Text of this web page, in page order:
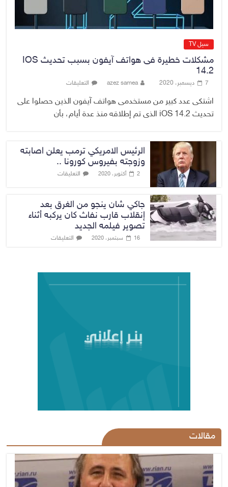
سيل TV
مشكلات خطيرة فى هواتف آيفون بسبب تحديث IOS
14.2
7 ديسمبر، 2020 azez samea التعليقات
اشتكى عدد كبير من مستخدمى هواتف آيفون الذين حصلوا على
تحديث iOS 14.2 الذى تم إطلاقه منذ عدة أيام، بأن
الرئيس الامريكي ترمب يعلن اصابته
وزوجته بفيروس كورونا ..
2 أكتوبر، 2020 التعليقات
جاكي شان ينجو من الغرق بعد
إنقلاب قارب نفاث كان يركبه أثناء
تصوير فيلمه الجديد
16 سبتمبر، 2020 التعليقات
مقالات